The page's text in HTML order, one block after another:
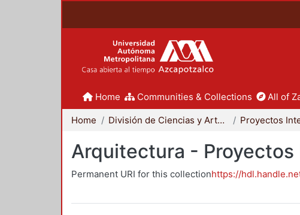
Home Communities & Collections All of
Home División de Ciencias y Artes para el Diseño
Arquitectura - Proyectos
Permanent URI for this collectionhttps://